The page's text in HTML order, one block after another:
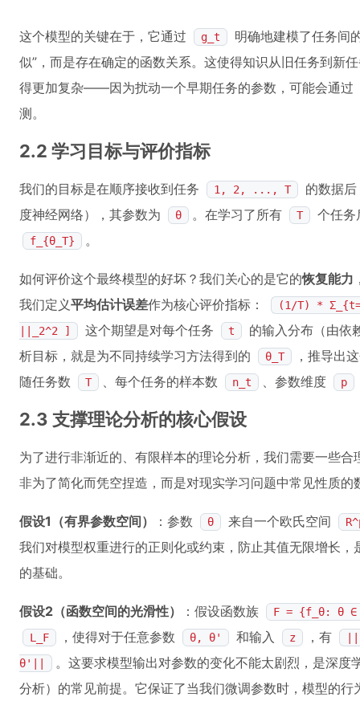
这个模型的关键在于，它通过 g_t
明确地建模了任务间
似”，而是存在确定的函数关系。这使得知识从旧任务到新
得更加复杂——因为扰动一个早期任务的参数，可能会通过
测。
2.2 学习目标与评价指标
我们的目标是在顺序接收到任务 1, 2, ..., T
的数据
度神经网络），其参数为
θ 。在学习了所有 T 个任务
f_{θ_T} 。
如何评价这个最终模型的好坏？我们关心的是它的恢复能力
我们定义平均估计误差作为核心评价指标：
(1/T) *
||_2^2 ]
这个期望是对每个任务 t
的输入分布（由依
析目标，就是为不同持续学习方法得到的
θ_T
，推导出
随任务数
T 、每个任务的样本数 n_t 、参数维度 p
2.3 支撑理论分析的核心假设
为了进行非渐近的、有限样本的理论分析，我们需要一些
非为了简化而凭空捏造，而是对现实学习问题中常见性质的
假设1（有界参数空间） ：参数 θ 来自一个欧氏空间
我们对模型权重进行的正则化或约束，防止其值无限增长
的基础。
假设2（函数空间的光滑性） ：假设函数族
F = {f_θ: θ
L_F
，使得对于任意参数 θ, θ' 和输入 z ，有
θ'||
。这要求模型输出对参数的变化不能太剧烈，是深
分析）的常见前提。它保证了当我们微调参数时，模型的行